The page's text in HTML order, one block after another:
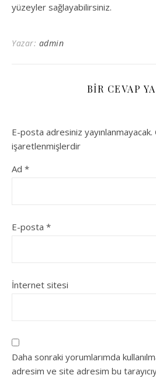
yüzeyler sağlayabilirsiniz.
Yazar: admin
BIR CEVAP
E-posta adresiniz yayınlanmayacak.
işaretlenmişlerdir
Ad *
E-posta *
İnternet sitesi
Daha sonraki yorumlarımda
adresim ve site adresim bu